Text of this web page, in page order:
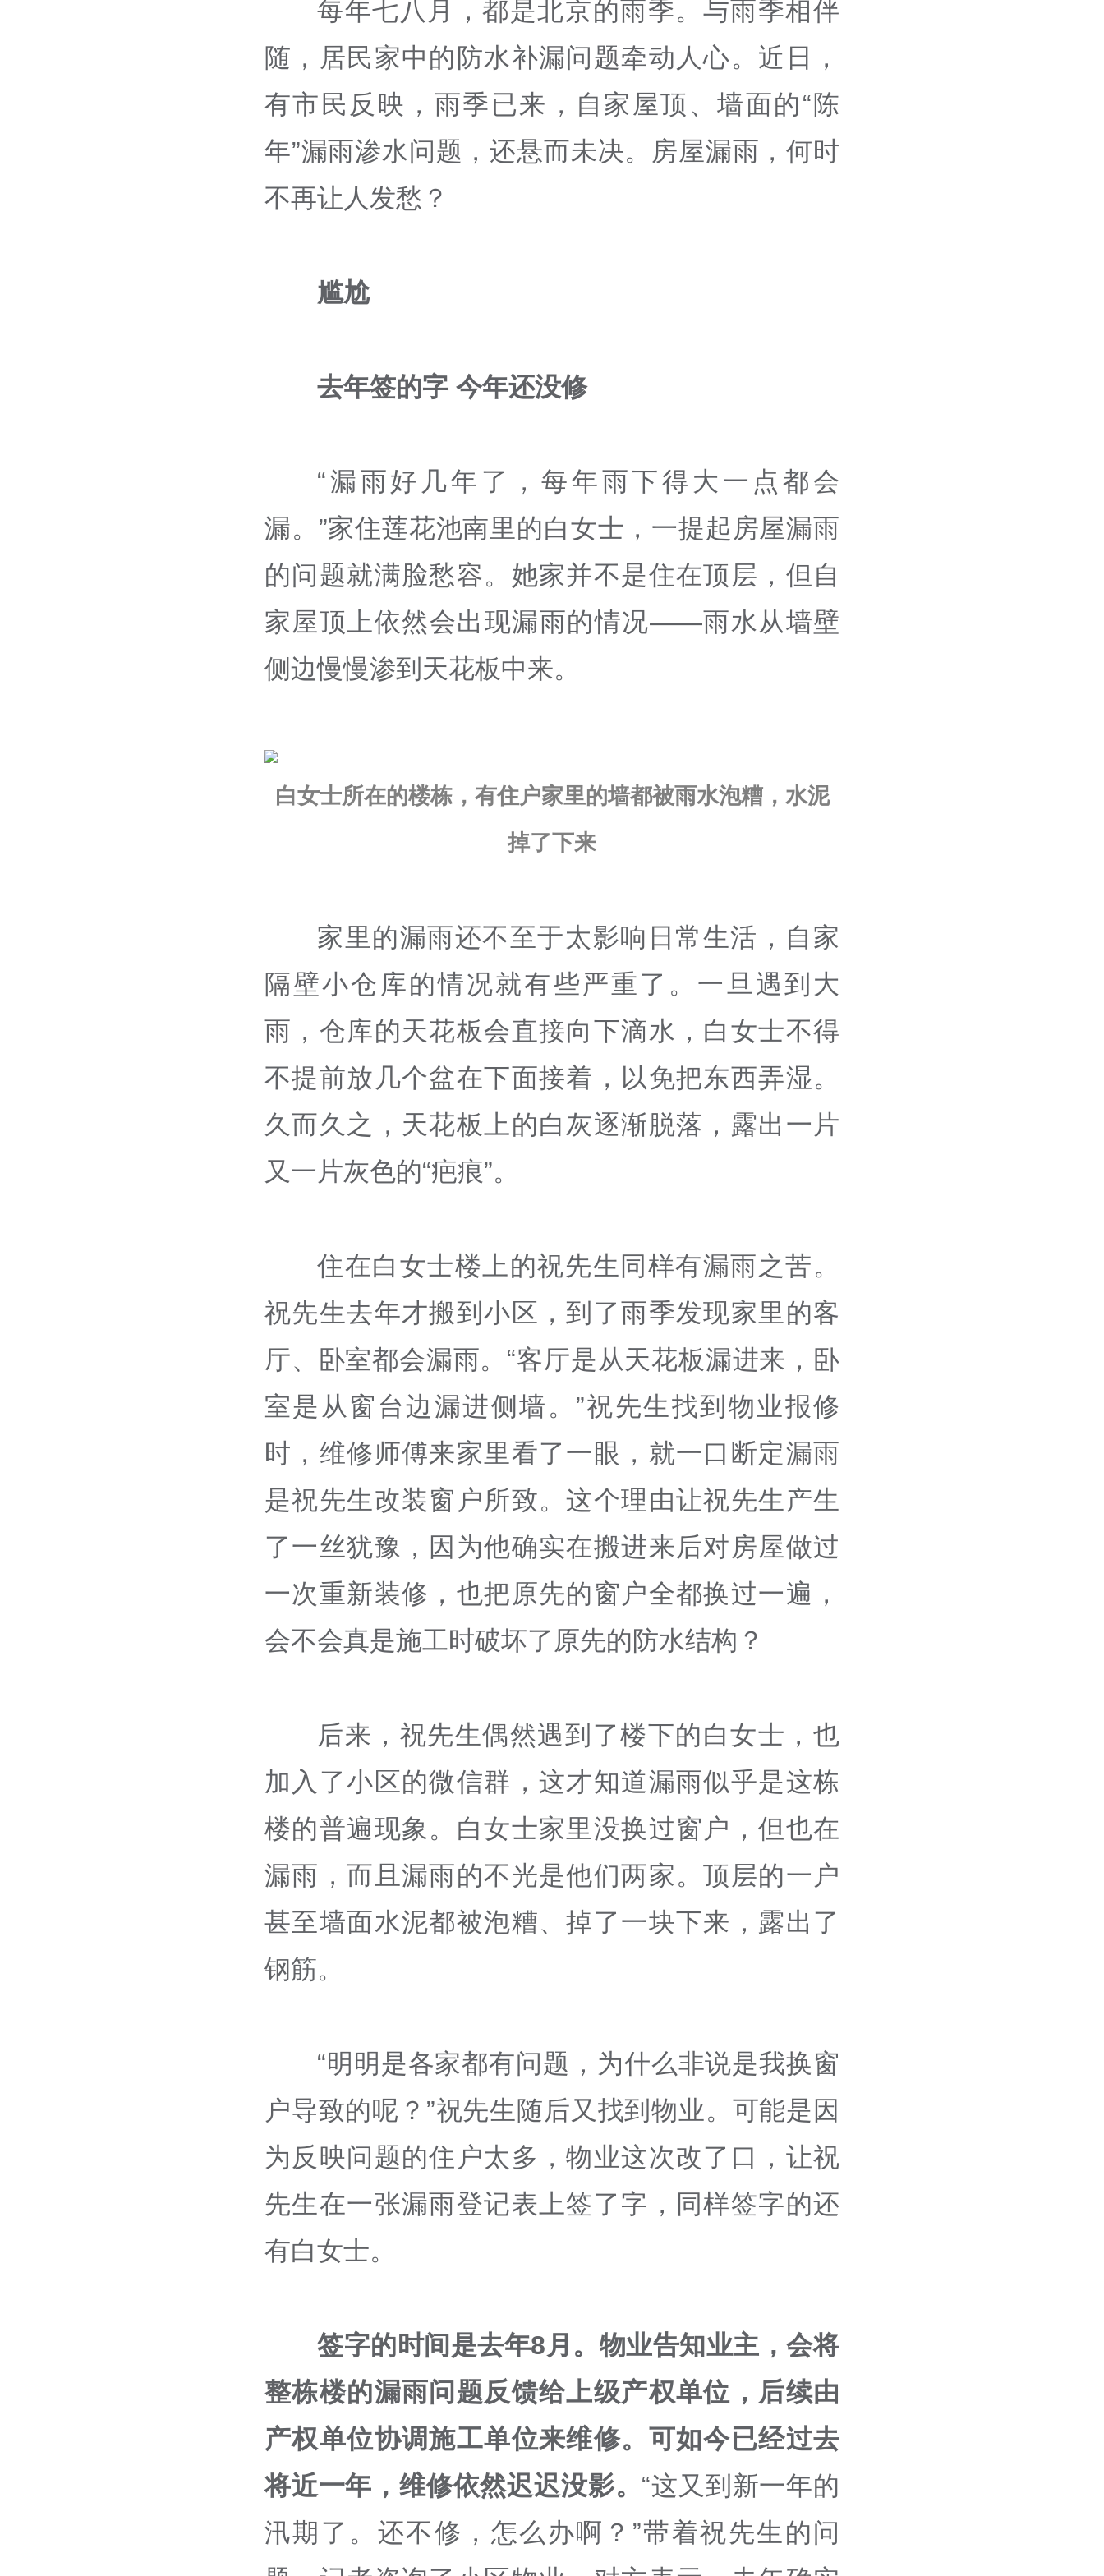
每年七八月，都是北京的雨季。与雨季相伴
随，居民家中的防水补漏问题牵动人心。近日，
有市民反映，雨季已来，自家屋顶、墙面的“陈
年”漏雨渗水问题，还悬而未决。房屋漏雨，何时
不再让人发愁？
尴尬
去年签的字 今年还没修
“漏雨好几年了，每年雨下得大一点都会
漏。”家住莲花池南里的白女士，一提起房屋漏雨
的问题就满脸愁容。她家并不是住在顶层，但自
家屋顶上依然会出现漏雨的情况——雨水从墙壁
侧边慢慢渗到天花板中来。
白女士所在的楼栋，有住户家里的墙都被雨水泡糟，水泥
掉了下来
家里的漏雨还不至于太影响日常生活，自家
隔壁小仓库的情况就有些严重了。一旦遇到大
雨，仓库的天花板会直接向下滴水，白女士不得
不提前放几个盆在下面接着，以免把东西弄湿。
久而久之，天花板上的白灰逐渐脱落，露出一片
又一片灰色的“疤痕”。
住在白女士楼上的祝先生同样有漏雨之苦。
祝先生去年才搬到小区，到了雨季发现家里的客
厅、卧室都会漏雨。“客厅是从天花板漏进来，卧
室是从窗台边漏进侧墙。”祝先生找到物业报修
时，维修师傅来家里看了一眼，就一口断定漏雨
是祝先生改装窗户所致。这个理由让祝先生产生
了一丝犹豫，因为他确实在搬进来后对房屋做过
一次重新装修，也把原先的窗户全都换过一遍，
会不会真是施工时破坏了原先的防水结构？
后来，祝先生偶然遇到了楼下的白女士，也
加入了小区的微信群，这才知道漏雨似乎是这栋
楼的普遍现象。白女士家里没换过窗户，但也在
漏雨，而且漏雨的不光是他们两家。顶层的一户
甚至墙面水泥都被泡糟、掉了一块下来，露出了
钢筋。
“明明是各家都有问题，为什么非说是我换窗
户导致的呢？”祝先生随后又找到物业。可能是因
为反映问题的住户太多，物业这次改了口，让祝
先生在一张漏雨登记表上签了字，同样签字的还
有白女士。
签字的时间是去年8月。物业告知业主，会将
整栋楼的漏雨问题反馈给上级产权单位，后续由
产权单位协调施工单位来维修。可如今已经过去
将近一年，维修依然迟迟没影。 “这又到新一年的
汛期了。还不修，怎么办啊？”带着祝先生的问